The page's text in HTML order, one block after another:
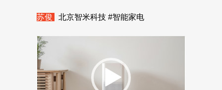
苏俊 北京智米科技 #智能家电
放